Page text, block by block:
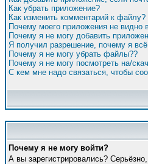
Как убрать приложение?
Как изменить комментарий к файлу?
Почему моего приложения не видно
Почему я не могу добавить
Я получил разрешение, почему я
Почему я не могу убрать файлы??
Почему я не могу посмотреть на/
С кем мне надо связаться, чтобы
Почему я не могу войти?
А вы зарегистрировались?